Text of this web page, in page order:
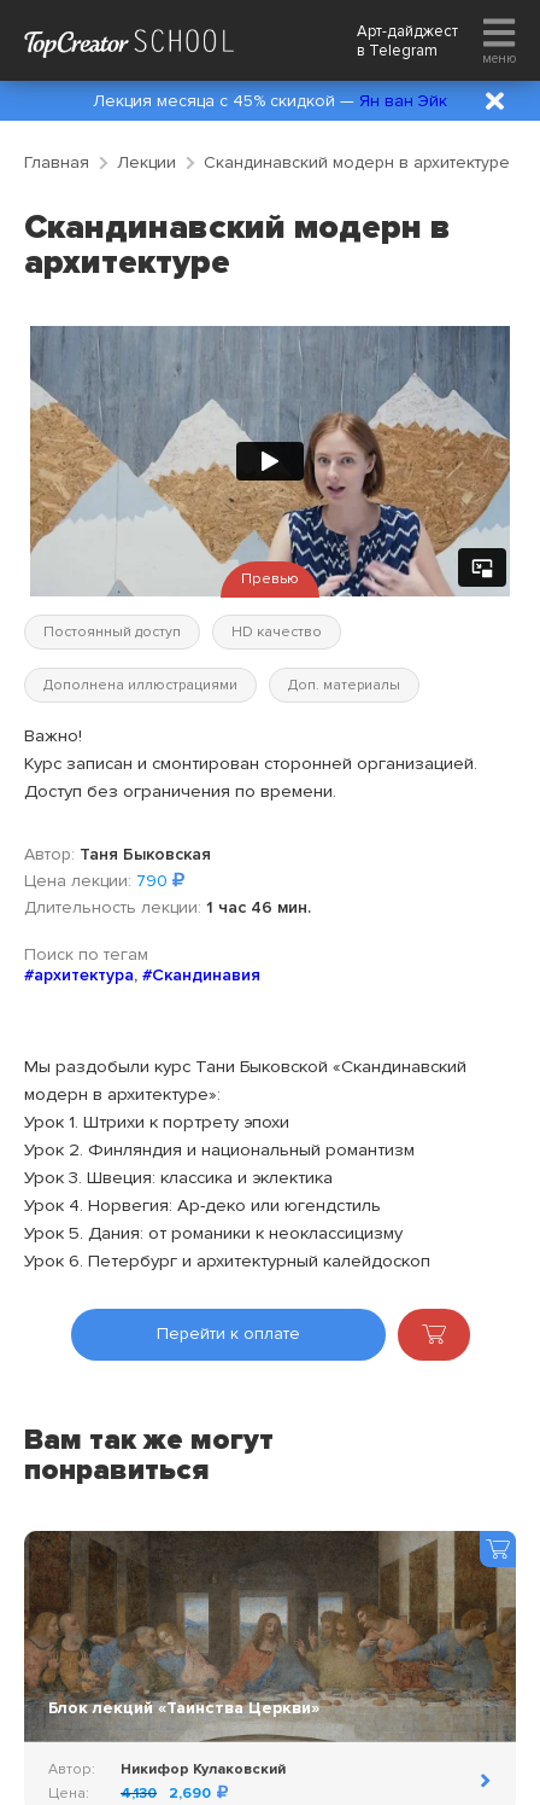
Арт-дайджест
в Telegram меню
Лекция месяца с 45% скидкой — Ян ван Эйк
Главная Лекции Скандинавский модерн в архитектуре
Скандинавский модерн в
архитектуре
Превью
Постоянный доступ HD качество
Дополнена иллюстрациями Доп. материалы
Важно!
Курс записан и смонтирован сторонней организацией.
Доступ без ограничения по времени.
Автор: Таня Быковская
Цена лекции: 790
Длительность лекции: 1 час 46 мин.
Поиск по тегам
#архитектура, #Скандинавия
Мы раздобыли курс Тани Быковской «Скандинавский
модерн в архитектуре»:
Урок 1. Штрихи к портрету эпохи
Урок 2. Финляндия и национальный романтизм
Урок 3. Швеция: классика и эклектика
Урок 4. Норвегия: Ар-деко или югендстиль
Урок 5. Дания: от романики к неоклассицизму
Урок 6. Петербург и архитектурный калейдоскоп
Перейти к оплате
Вам так же могут
понравиться
Блок лекций «Таинства Церкви»
Автор:
Никифор Кулаковский
Цена:
4,130 2,690